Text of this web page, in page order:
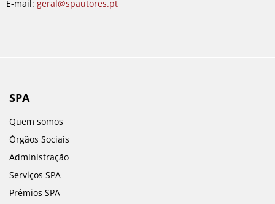
E-mail: geral@spautores.pt
SPA
Quem somos
Órgãos Sociais
Administração
Serviços SPA
Prémios SPA